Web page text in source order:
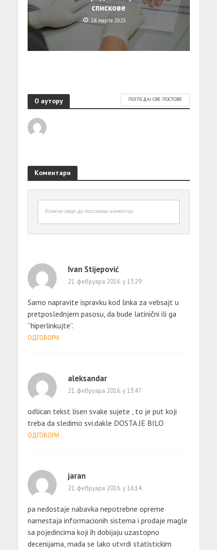
спискове
28. марта 2025.
О аутору ПОГЛЕДАЈ СВЕ ПОСТОВЕ
Коментари
Кликни овде да поставиш коментар
Ivan Stijepović
21. фебруара 2016. у 13:29
Samo napravite ispravku kod linka za vebsajt u
pretposlednjem pasosu, da bude latinični ili ga
“hiperlinkujte”.
ОДГОВОРИ
aleksandar
21. фебруара 2016. у 13:47
odlican tekst lisen svake sujete , to je put koji
treba da sledimo svi.dakle DOSTA JE BILO
ОДГОВОРИ
jaran
21. фебруара 2016. у 16:14
pa nedostaje nabavka nepotrebne opreme
namestaja informacionih sistema i prodaje magle
sa pojedincima koji ih dobijaju uzastopno
decenijama, mada se lako utvrdi statistickim